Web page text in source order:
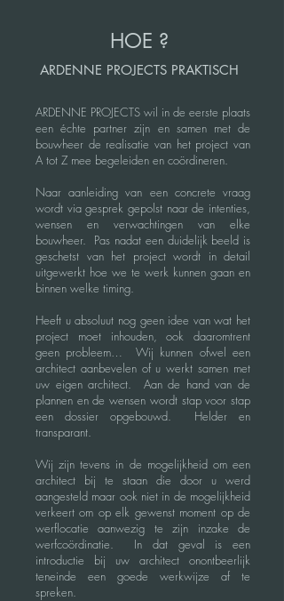
HOE ?
ARDENNE PROJECTS PRAKTISCH
ARDENNE PROJECTS wil in de eerste plaats
een échte partner zijn en samen met de
bouwheer de realisatie van het project van
A tot Z mee begeleiden en coördineren.
Naar aanleiding van een concrete vraag
wordt via gesprek gepolst naar de intenties,
wensen en verwachtingen van elke
bouwheer. Pas nadat een duidelijk beeld is
geschetst van het project wordt in detail
uitgewerkt hoe we te werk kunnen gaan en
binnen welke timing.
Heeft u absoluut nog geen idee van wat het
project moet inhouden, ook daaromtrent
geen probleem… Wij kunnen ofwel een
architect aanbevelen of u werkt samen met
uw eigen architect. Aan de hand van de
plannen en de wensen wordt stap voor stap
een dossier opgebouwd. Helder en
transparant.
Wij zijn tevens in de mogelijkheid om een
architect bij te staan die door u werd
aangesteld maar ook niet in de mogelijkheid
verkeert om op elk gewenst moment op de
werflocatie aanwezig te zijn inzake de
werfcoördinatie. In dat geval is een
introductie bij uw architect onontbeerlijk
teneinde een goede werkwijze af te
spreken.